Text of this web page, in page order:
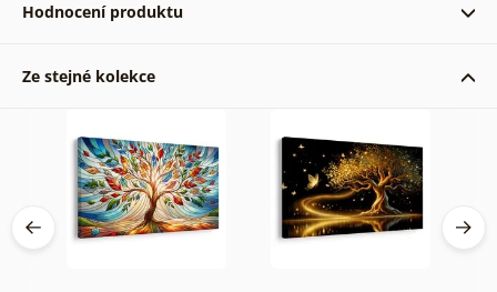
Hodnocení produktu
Ze stejné kolekce